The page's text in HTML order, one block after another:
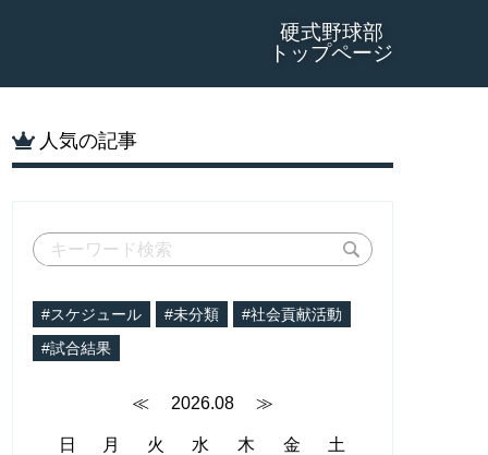
硬式野球部
トップページ
人気の記事
#スケジュール #未分類
#社会貢献活動
#試合結果
≪ 2026.08 ≫
日 月 火 水 木 金
土